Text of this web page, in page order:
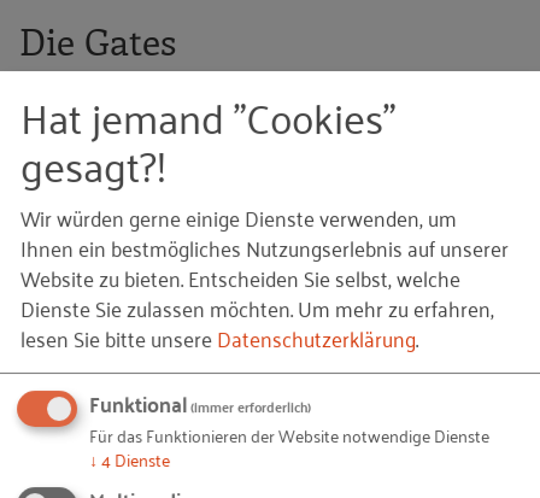
Die Gates
Am Ende einer jeden Stufe müssen bestimmte
Zielvorgaben erreicht worden sein und die
erforderlichen Informationen vorliegen, damit das
Projekt fortgeführt werden kann. An den Gates
überprüfen erfahrene Führungskräfte aus der
Geschäftsleitung oder dem mittleren Management
die Teilergebnisse der Projektgruppe. Auf dieser
Grundlage entscheiden sie, ob das Projekt auf die
nächste Stufe gelangt, ob Ergebnisse aus der
vorherigen Stufe nachgearbeitet werden
müssen oder ob das Projekt sogar "zu den Akten
gelegt wird":
Hat jemand "Cookies"
gesagt?!
Wir würden gerne einige Dienste verwenden, um
Ihnen ein bestmögliches Nutzungserlebnis auf unserer
Website zu bieten. Entscheiden Sie selbst, welche
Dienste Sie zulassen möchten.Um mehr zu erfahren,
lesen Sie bitte unsereDatenschutzerklärung.
Funktional(immer erforderlich)
Für das Funktionieren der Website notwendige Dienste
↓ 4Dienste